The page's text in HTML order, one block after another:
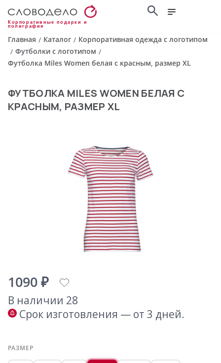
Корпоративные подарки и
полиграфия
Главная / Каталог / Корпоративная одежда с логотипом
/ Футболки с логотипом /
Футболка Miles Women белая с красным, размер XL
ФУТБОЛКА MILES WOMEN БЕЛАЯ С
КРАСНЫМ, РАЗМЕР XL
1090 ₽
В наличии 28
Срок изготовления — от 3 дней.
РАЗМЕР